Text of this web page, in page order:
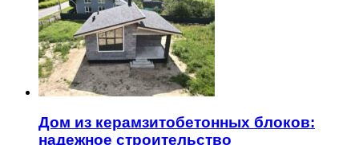
Дом из керамзитобетонных блоков:
надежное строительство